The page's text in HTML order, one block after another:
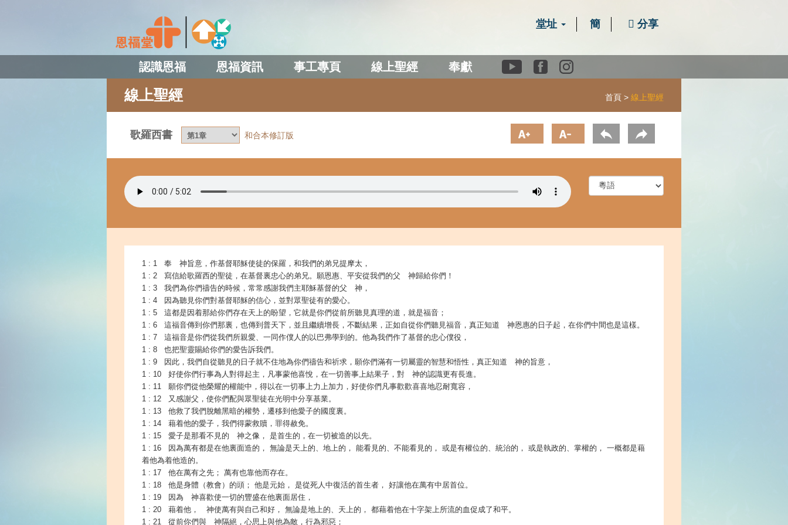
堂址 簡 分享
認識恩福 恩福資訊 事工專頁 線上聖經 奉獻
YoutubeFacebook
線上聖經 首頁 線上聖經
歌羅西書 和合本修訂版
1 : 1 奉 神旨意，作基督耶穌使徒的保羅，和我們的弟兄提摩太，
1 : 2 寫信給歌羅西的聖徒，在基督裏忠心的弟兄。願恩惠、平安從我們的父 神歸給你們！
1 : 3 我們為你們禱告的時候，常常感謝我們主耶穌基督的父 神，
1 : 4 因為聽見你們對基督耶穌的信心，並對眾聖徒有的愛心。
1 : 5 這都是因着那給你們存在天上的盼望，它就是你們從前所聽見真理的道，就是福音；
1 : 6 這福音傳到你們那裏，也傳到普天下，並且繼續增長，不斷結果，正如自從你們聽見福音，真正知道 神恩惠的日子起，在你們中間也是這樣。
1 : 7 這福音是你們從我們所親愛、一同作僕人的以巴弗學到的。他為我們作了基督的忠心僕役，
1 : 8 也把聖靈賜給你們的愛告訴我們。
1 : 9 因此，我們自從聽見的日子就不住地為你們禱告和祈求，願你們滿有一切屬靈的智慧和悟性，真正知道 神的旨意，
1 : 10 好使你們行事為人對得起主，凡事蒙他喜悅，在一切善事上結果子，對 神的認識更有長進。
1 : 11 願你們從他榮耀的權能中，得以在一切事上力上加力，好使你們凡事歡歡喜喜地忍耐寬容，
1 : 12 又感謝父，使你們配與眾聖徒在光明中分享基業。
1 : 13 他救了我們脫離黑暗的權勢，遷移到他愛子的國度裏。
1 : 14 藉着他的愛子，我們得蒙救贖，罪得赦免。
1 : 15 愛子是那看不見的 神之像， 是首生的，在一切被造的以先。
1 : 16 因為萬有都是在他裏面造的， 無論是天上的、地上的， 能看見的、不能看見的， 或是有權位的、統治的， 或是執政的、掌權的， 一概都是藉
着他為着他造的。
1 : 17 他在萬有之先； 萬有也靠他而存在。
1 : 18 他是身體（教會）的頭； 他是元始， 是從死人中復活的首生者， 好讓他在萬有中居首位。
1 : 19 因為 神喜歡使一切的豐盛在他裏面居住，
1 : 20 藉着他， 神使萬有與自己和好， 無論是地上的、天上的， 都藉着他在十字架上所流的血促成了和平。
1 : 21 從前你們與 神隔絕，心思上與他為敵，行為邪惡；